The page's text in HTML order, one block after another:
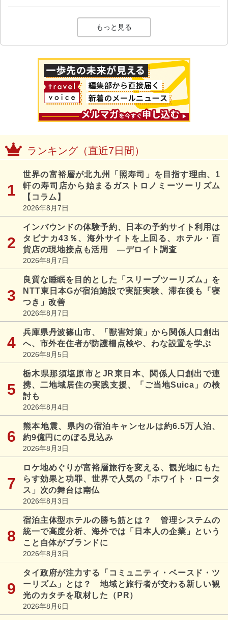
もっと見る
ランキング（直近7日間）
世界の富裕層が北九州「照寿司」を目指す理由、1
軒の寿司店から始まるガストロノミーツーリズム
【コラム】
2026年8月7日
インバウンドの体験予約、日本の予約サイト利用は
タビナカ43％、海外サイトを上回る、ホテル・百
貨店の現地接点も活用 ―デロイト調査
2026年8月7日
良質な睡眠を目的とした「スリープツーリズム」を
NTT東日本Gが宿泊施設で実証実験、滞在後も「寝
つき」改善
2026年8月7日
兵庫県丹波篠山市、「獣害対策」から関係人口創出
へ、市外在住者が防護柵点検や、わな設置を学ぶ
2026年8月5日
栃木県那須塩原市とJR東日本、関係人口創出で連
携、二地域居住の実践支援、「ご当地Suica」の検
討も
2026年8月4日
熊本地震、県内の宿泊キャンセルは約6.5万人泊、
約9億円にのぼる見込み
2026年8月3日
ロケ地めぐりが富裕層旅行を変える、観光地にもた
らす効果と功罪、世界で人気の「ホワイト・ロータ
ス」次の舞台は南仏
2026年8月3日
宿泊主体型ホテルの勝ち筋とは？ 管理システムの
統一で高度分析、海外では「日本人の企業」という
こと自体がブランドに
2026年8月3日
タイ政府が注力する「コミュニティ・ベースド・ツ
ーリズム」とは？ 地域と旅行者が交わる新しい観
光のカタチを取材した（PR）
2026年8月6日